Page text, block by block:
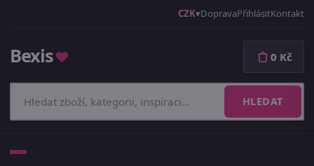
CZK DopravaPřihlásitKontakt
Bexis♥
HLEDAT
0 Kč